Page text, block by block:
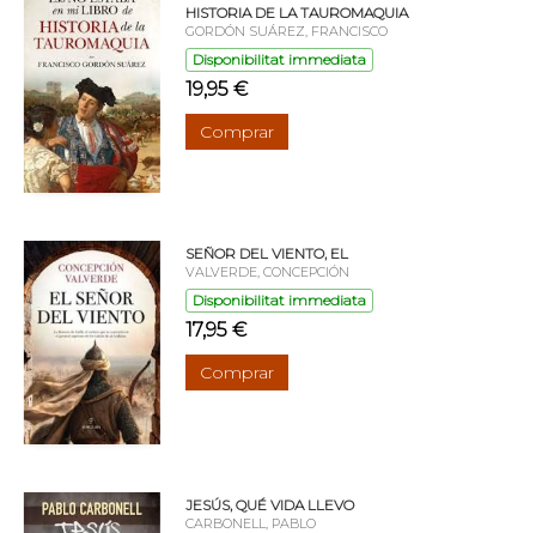
HISTORIA DE LA TAUROMAQUIA
GORDÓN SUÁREZ, FRANCISCO
Disponibilitat immediata
19,95 €
Comprar
SEÑOR DEL VIENTO, EL
VALVERDE, CONCEPCIÓN
Disponibilitat immediata
17,95 €
Comprar
JESÚS, QUÉ VIDA LLEVO
CARBONELL, PABLO